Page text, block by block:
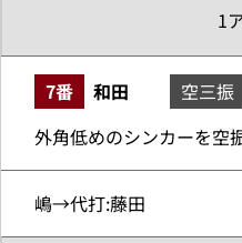
1
7番 和田
空三振
外角低めのシンカーを空
嶋→代打:藤田